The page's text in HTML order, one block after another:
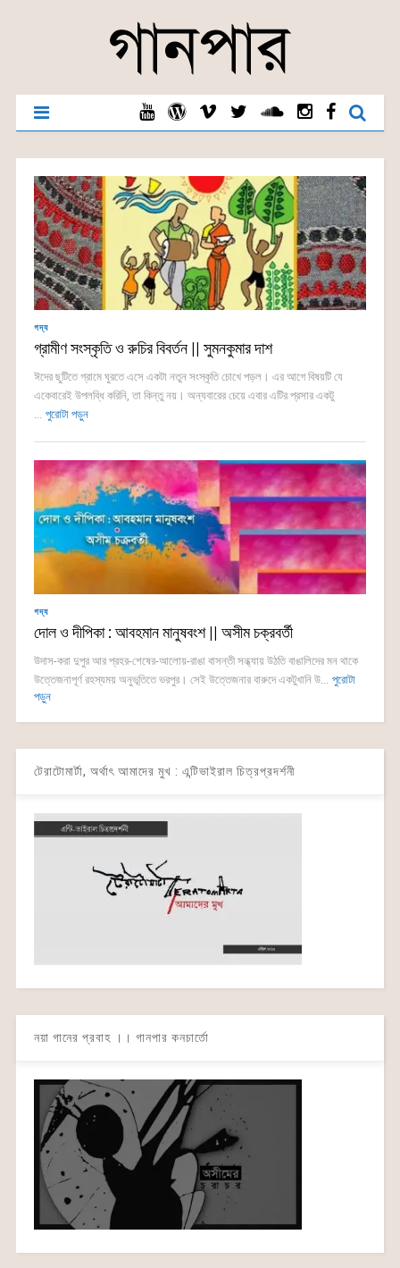
গদ্য
গ্রামীণ সংস্কৃতি ও রুচির বিবর্তন || সুমনকুমার দাশ
ঈদের ছুটিতে গ্রামে ঘুরতে এসে একটা নতুন সংস্কৃতি চোখে পড়ল। এর আগে বিষয়টি যে
একেবারেই উপলব্ধি করিনি, তা কিন্তু নয়। অন্যবারের চেয়ে এবার এটির প্রসার একটু
... পুরোটা পড়ুন
গদ্য
দোল ও দীপিকা : আবহমান মানুষবংশ || অসীম চক্রবর্তী
উদাস-করা দুপুর আর প্রহর-শেষের-আলোয়-রাঙা বাসন্তী সন্ধ্যায় উঠতি বাঙালিদের মন থাকে
উত্তেজনাপূর্ণ রহস্যময় অনুভূতিতে ভরপুর। সেই উত্তেজনার বারুদে একটুখানি উ... পুরোটা
পড়ুন
টেরাটোমার্টা, অর্থাৎ আমাদের মুখ : এন্টিভাইরাল চিত্রপ্রদর্শনী
নয়া গানের প্রবাহ ।। গানপার কনচার্তো